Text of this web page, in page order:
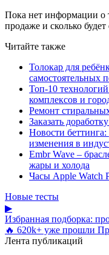
Пока нет информации о
продаже и сколько будет
Читайте также
Толокар для
самостоятельных
Топ-10
комплексов и
Ремонт
Заказать
Новости
изменения в
Embr Wave –
жары и холода
Часы Apple Watch
Новые тесты
▶
Избранная подборка:
🔥 620k+ уже прошли
Лента публикаций